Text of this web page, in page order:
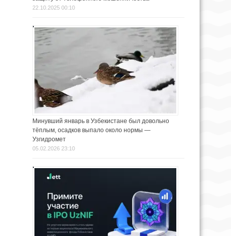
22.10.2025 00:10
Минувший январь в Узбекистане был довольно
тёплым, осадков выпало около нормы —
Узгидромет
05.02.2026 23:10